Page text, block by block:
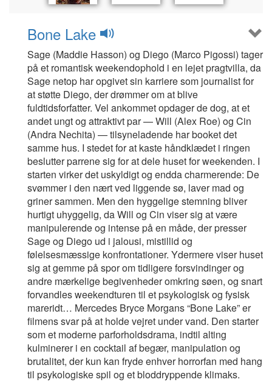
Bone Lake
Sage (Maddie Hasson) og Diego (Marco Pigossi) tager
på et romantisk weekendophold i en lejet pragtvilla, da
Sage netop har opgivet sin karriere som journalist for
at støtte Diego, der drømmer om at blive
fuldtidsforfatter. Vel ankommet opdager de dog, at et
andet ungt og attraktivt par — Will (Alex Roe) og Cin
(Andra Nechita) — tilsyneladende har booket det
samme hus. I stedet for at kaste håndklædet i ringen
beslutter parrene sig for at dele huset for weekenden. I
starten virker det uskyldigt og endda charmerende: De
svømmer i den nært ved liggende sø, laver mad og
griner sammen. Men den hyggelige stemning bliver
hurtigt uhyggelig, da Will og Cin viser sig at være
manipulerende og intense på en måde, der presser
Sage og Diego ud i jalousi, mistillid og
følelsesmæssige konfrontationer. Ydermere viser huset
sig at gemme på spor om tidligere forsvindinger og
andre mærkelige begivenheder omkring søen, og snart
forvandles weekendturen til et psykologisk og fysisk
mareridt… Mercedes Bryce Morgans “Bone Lake” er
filmens svar på at holde vejret under vand. Den starter
som et moderne parforholdsdrama, indtil alting
kulminerer i en cocktail af begær, manipulation og
brutalitet, der kun kan fryde enhver horrorfan med hang
til psykologiske spil og et bloddryppende klimaks.